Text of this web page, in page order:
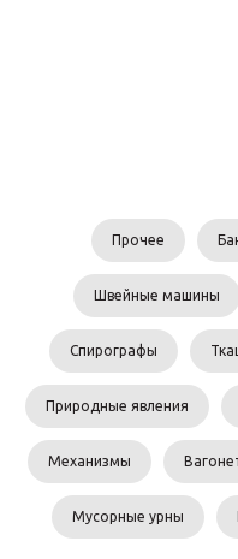
Прочее
Швейные машины
Спирографы
Природные явления
Механизмы
Мусорные урны